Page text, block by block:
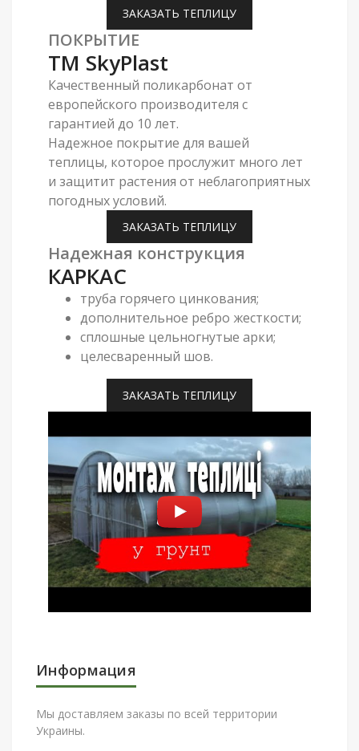
ЗАКАЗАТЬ ТЕПЛИЦУ
ПОКРЫТИЕ
ТМ SkyPlast
Качественный поликарбонат от
европейского производителя с
гарантией до 10 лет.
Надежное покрытие для вашей
теплицы, которое прослужит много лет
и защитит растения от неблагоприятных
погодных условий.
ЗАКАЗАТЬ ТЕПЛИЦУ
Надежная конструкция
КАРКАС
труба горячего цинкования;
дополнительное ребро жесткости;
сплошные цельногнутые арки;
целесваренный шов.
ЗАКАЗАТЬ ТЕПЛИЦУ
Информация
Мы доставляем заказы по всей территории
Украины.